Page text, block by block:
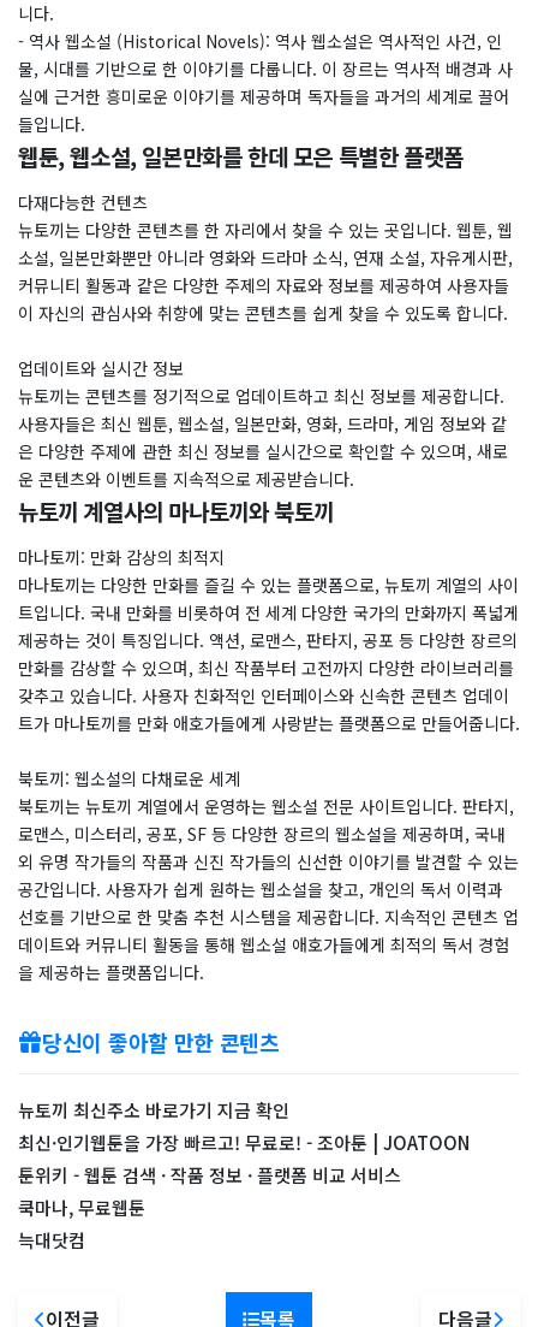
니다.
- 역사 웹소설 (Historical Novels): 역사 웹소설은 역사적인 사건, 인
물, 시대를 기반으로 한 이야기를 다룹니다. 이 장르는 역사적 배경과 사
실에 근거한 흥미로운 이야기를 제공하며 독자들을 과거의 세계로 끌어
들입니다.
웹툰, 웹소설, 일본만화를 한데 모은 특별한 플랫폼
다재다능한 컨텐츠
뉴토끼는 다양한 콘텐츠를 한 자리에서 찾을 수 있는 곳입니다. 웹툰, 웹
소설, 일본만화뿐만 아니라 영화와 드라마 소식, 연재 소설, 자유게시판,
커뮤니티 활동과 같은 다양한 주제의 자료와 정보를 제공하여 사용자들
이 자신의 관심사와 취향에 맞는 콘텐츠를 쉽게 찾을 수 있도록 합니다.
업데이트와 실시간 정보
뉴토끼는 콘텐츠를 정기적으로 업데이트하고 최신 정보를 제공합니다.
사용자들은 최신 웹툰, 웹소설, 일본만화, 영화, 드라마, 게임 정보와 같
은 다양한 주제에 관한 최신 정보를 실시간으로 확인할 수 있으며, 새로
운 콘텐츠와 이벤트를 지속적으로 제공받습니다.
뉴토끼 계열사의 마나토끼와 북토끼
마나토끼: 만화 감상의 최적지
마나토끼는 다양한 만화를 즐길 수 있는 플랫폼으로, 뉴토끼 계열의 사이
트입니다. 국내 만화를 비롯하여 전 세계 다양한 국가의 만화까지 폭넓게
제공하는 것이 특징입니다. 액션, 로맨스, 판타지, 공포 등 다양한 장르의
만화를 감상할 수 있으며, 최신 작품부터 고전까지 다양한 라이브러리를
갖추고 있습니다. 사용자 친화적인 인터페이스와 신속한 콘텐츠 업데이
트가 마나토끼를 만화 애호가들에게 사랑받는 플랫폼으로 만들어줍니다.
북토끼: 웹소설의 다채로운 세계
북토끼는 뉴토끼 계열에서 운영하는 웹소설 전문 사이트입니다. 판타지,
로맨스, 미스터리, 공포, SF 등 다양한 장르의 웹소설을 제공하며, 국내
외 유명 작가들의 작품과 신진 작가들의 신선한 이야기를 발견할 수 있는
공간입니다. 사용자가 쉽게 원하는 웹소설을 찾고, 개인의 독서 이력과
선호를 기반으로 한 맞춤 추천 시스템을 제공합니다. 지속적인 콘텐츠 업
데이트와 커뮤니티 활동을 통해 웹소설 애호가들에게 최적의 독서 경험
을 제공하는 플랫폼입니다.
당신이 좋아할 만한 콘텐츠
뉴토끼 최신주소 바로가기 지금 확인
최신·인기웹툰을 가장 빠르고! 무료로! - 조아툰 | JOATOON
툰위키 - 웹툰 검색 · 작품 정보 · 플랫폼 비교 서비스
쿡마나, 무료웹툰
늑대닷컴
이전글 목록 다음글